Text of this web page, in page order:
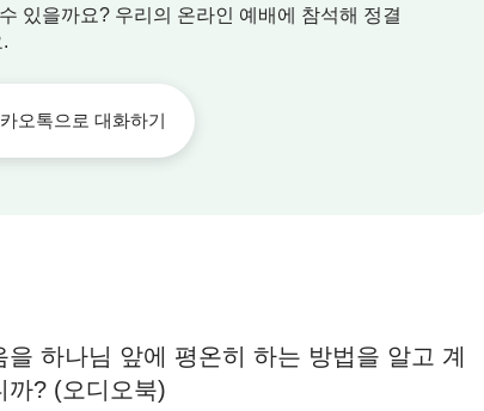
있을까요? 우리의 온라인 예배에 참석해 정결
오톡으로 대화하기
을 하나님 앞에 평온히 하는 방법을 알고 계
까? (오디오북)